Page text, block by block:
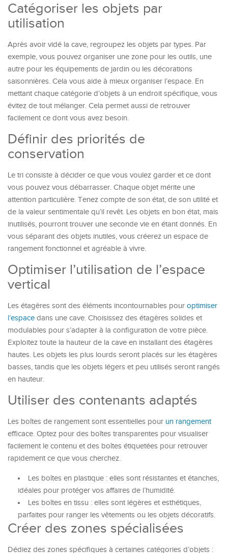
Catégoriser les objets par
utilisation
Après avoir vidé la cave, regroupez les objets par types. Par
exemple, vous pouvez organiser une zone pour les outils, une
autre pour les équipements de jardin ou les décorations
saisonnières. Cela vous aide à mieux organiser l’espace. En
mettant chaque catégorie d’objets à un endroit spécifique, vous
évitez de tout mélanger. Cela permet aussi de retrouver
facilement ce dont vous avez besoin.
Définir des priorités de
conservation
Le tri consiste à décider ce que vous voulez garder et ce dont
vous pouvez vous débarrasser. Chaque objet mérite une
attention particulière. Tenez compte de son état, de son utilité et
de la valeur sentimentale qu’il revêt. Les objets en bon état, mais
inutilisés, pourront trouver une seconde vie en étant donnés. En
vous séparant des objets inutiles, vous créerez un espace de
rangement fonctionnel et agréable à vivre.
Optimiser l’utilisation de l’espace
vertical
Les étagères sont des éléments incontournables pour optimiser
l’espace dans une cave. Choisissez des étagères solides et
modulables pour s’adapter à la configuration de votre pièce.
Exploitez toute la hauteur de la cave en installant des étagères
hautes. Les objets les plus lourds seront placés sur les étagères
basses, tandis que les objets légers et peu utilisés seront rangés
en hauteur.
Utiliser des contenants adaptés
Les boîtes de rangement sont essentielles pour un rangement
efficace. Optez pour des boîtes transparentes pour visualiser
facilement le contenu et des boîtes étiquetées pour retrouver
rapidement ce que vous cherchez.
Les boîtes en plastique : elles sont résistantes et étanches,
idéales pour protéger vos affaires de l’humidité.
Les boîtes en tissu : elles sont légères et esthétiques,
parfaites pour ranger les vêtements ou les objets décoratifs.
Créer des zones spécialisées
Dédiez des zones spécifiques à certaines catégories d’objets :